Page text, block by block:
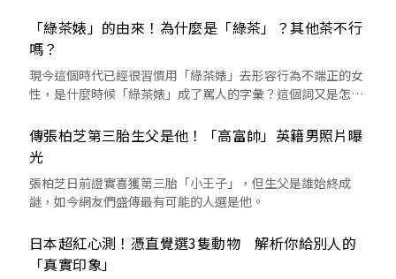
「綠茶婊」的由來！為什麼是「綠茶」？其他茶不行
嗎？
現今這個時代已經很習慣用「綠茶婊」去形容行為不端正的女
性，是什麼時候「綠茶婊」成了罵人的字彙？這個詞又是怎麼
傳張柏芝第三胎生父是他！「高富帥」英籍男照片曝
光
張柏芝日前證實喜獲第三胎「小王子」，但生父是誰始終成
謎，如今網友們盛傳最有可能的人選是他。
日本超紅心測！憑直覺選3隻動物 解析你給別人的
「真實印象」